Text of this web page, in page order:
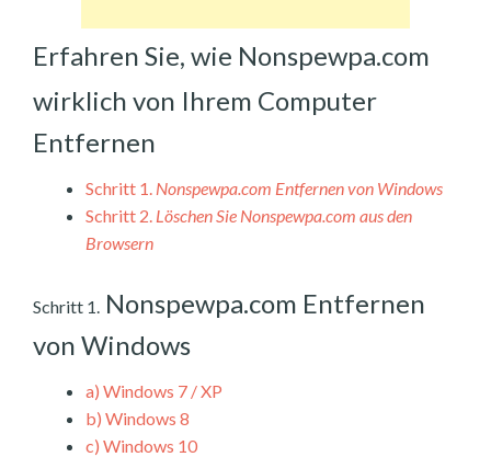
Erfahren Sie, wie Nonspewpa.com
wirklich von Ihrem Computer
Entfernen
Schritt 1. Nonspewpa.com Entfernen von Windows
Schritt 2. Löschen Sie Nonspewpa.com aus den
Browsern
Schritt 1. Nonspewpa.com Entfernen
von Windows
a) Windows 7 / XP
b) Windows 8
c) Windows 10